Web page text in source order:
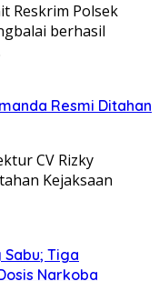
Reskrim Polsek
berhasil
Resmi Ditahan
CV Rizky
Kejaksaan
Sabu; Tiga
Narkoba